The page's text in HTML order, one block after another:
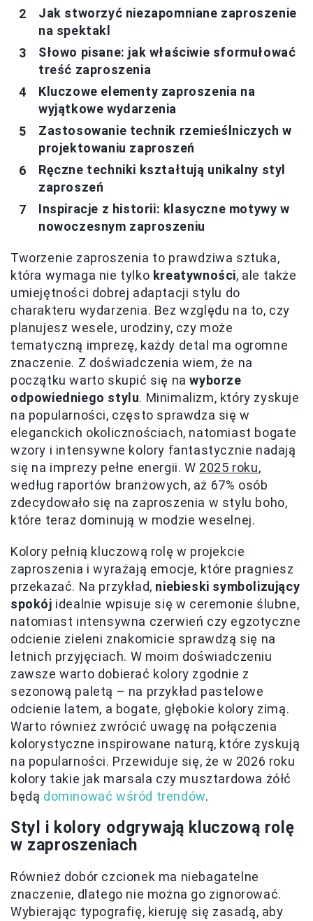
Jak stworzyć niezapomniane zaproszenie
na spektakl
Słowo pisane: jak właściwie sformułować
treść zaproszenia
Kluczowe elementy zaproszenia na
wyjątkowe wydarzenia
Zastosowanie technik rzemieślniczych w
projektowaniu zaproszeń
Ręczne techniki kształtują unikalny styl
zaproszeń
Inspiracje z historii: klasyczne motywy w
nowoczesnym zaproszeniu
Tworzenie zaproszenia to prawdziwa sztuka,
która wymaga nie tylko kreatywności, ale także
umiejętności dobrej adaptacji stylu do
charakteru wydarzenia. Bez względu na to, czy
planujesz wesele, urodziny, czy może
tematyczną imprezę, każdy detal ma ogromne
znaczenie. Z doświadczenia wiem, że na
początku warto skupić się nawyborze
odpowiedniego stylu. Minimalizm, który zyskuje
na popularności, często sprawdza się w
eleganckich okolicznościach, natomiast bogate
wzory i intensywne kolory fantastycznie nadają
się na imprezy pełne energii. W 2025 roku,
według raportów branżowych, aż 67% osób
zdecydowało się na zaproszenia w stylu boho,
które teraz dominują w modzie weselnej.
Kolory pełnią kluczową rolę w projekcie
zaproszenia i wyrażają emocje, które pragniesz
przekazać. Na przykład, niebieski symbolizujący
spokój idealnie wpisuje się w ceremonie ślubne,
natomiast intensywna czerwień czy egzotyczne
odcienie zieleni znakomicie sprawdzą się na
letnich przyjęciach. W moim doświadczeniu
zawsze warto dobierać kolory zgodnie z
sezonową paletą – na przykład pastelowe
odcienie latem, a bogate, głębokie kolory zimą.
Warto również zwrócić uwagę na połączenia
kolorystyczne inspirowane naturą, które zyskują
na popularności. Przewiduje się, że w 2026 roku
kolory takie jak marsala czy musztardowa żółć
będą dominować wśród trendów.
Styl i kolory odgrywają kluczową rolę
w zaproszeniach
Również dobór czcionek ma niebagatelne
znaczenie, dlatego nie można go zignorować.
Wybierając typografię, kieruję się zasadą, aby